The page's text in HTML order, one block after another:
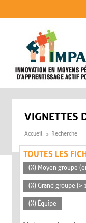
VIGNETTES
Accueil Recherche
TOUTES LES
(X) Moyen groupe
(X) Grand groupe (>
(X) Équipe